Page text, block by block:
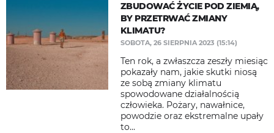
ZBUDOWAĆ ŻYCIE POD ZIEMIĄ,
BY PRZETRWAĆ ZMIANY
KLIMATU?
SOBOTA, 26 SIERPNIA 2023 (15:14)
Ten rok, a zwłaszcza zeszły miesiąc
pokazały nam, jakie skutki niosą
ze sobą zmiany klimatu
spowodowane działalnością
człowieka. Pożary, nawałnice,
powodzie oraz ekstremalne upały
to...